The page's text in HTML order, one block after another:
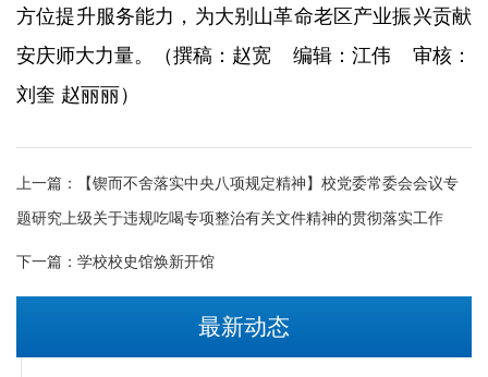
方位提升服务能力，为大别山革命老区产业振兴贡献
安庆师大力量。（撰稿：赵宽 编辑：江伟 审核：
刘奎 赵丽丽）
上一篇：
【锲而不舍落实中央八项规定精神】校党委常委会会议专
题研究上级关于违规吃喝专项整治有关文件精神的贯彻落实工作
下一篇： 学校校史馆焕新开馆
最新动态